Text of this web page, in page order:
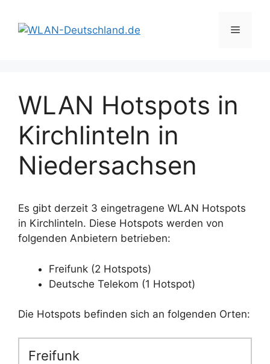
Inhalt
springen
Menü
WLAN Hotspots in
Kirchlinteln in
Niedersachsen
Es gibt derzeit 3 eingetragene WLAN Hotspots
in Kirchlinteln. Diese Hotspots werden von
folgenden Anbietern betrieben:
Freifunk (2 Hotspots)
Deutsche Telekom (1 Hotspot)
Die Hotspots befinden sich an folgenden Orten:
Freifunk